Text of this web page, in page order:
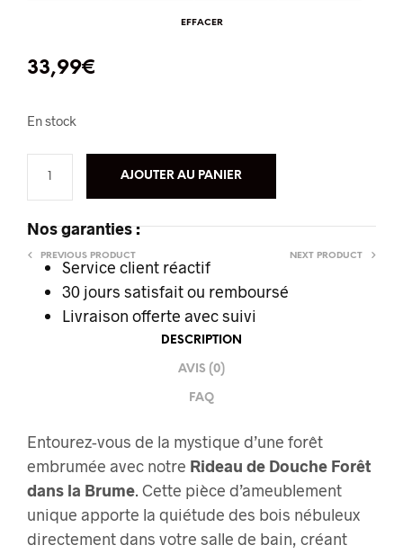
EFFACER
33,99€
En stock
AJOUTER AU PANIER
Nos garanties :
Service client réactif
30 jours satisfait ou remboursé
Livraison offerteavec suivi
PREVIOUS PRODUCT NEXT PRODUCT
DESCRIPTION
AVIS (0)
FAQ
Entourez-vous de la mystique d’une forêt
embrumée avec notre Rideau de Douche Forêt
dans la Brume. Cette pièce d’ameublement
unique apporte la quiétude des bois nébuleux
directement dans votre salle de bain, créant